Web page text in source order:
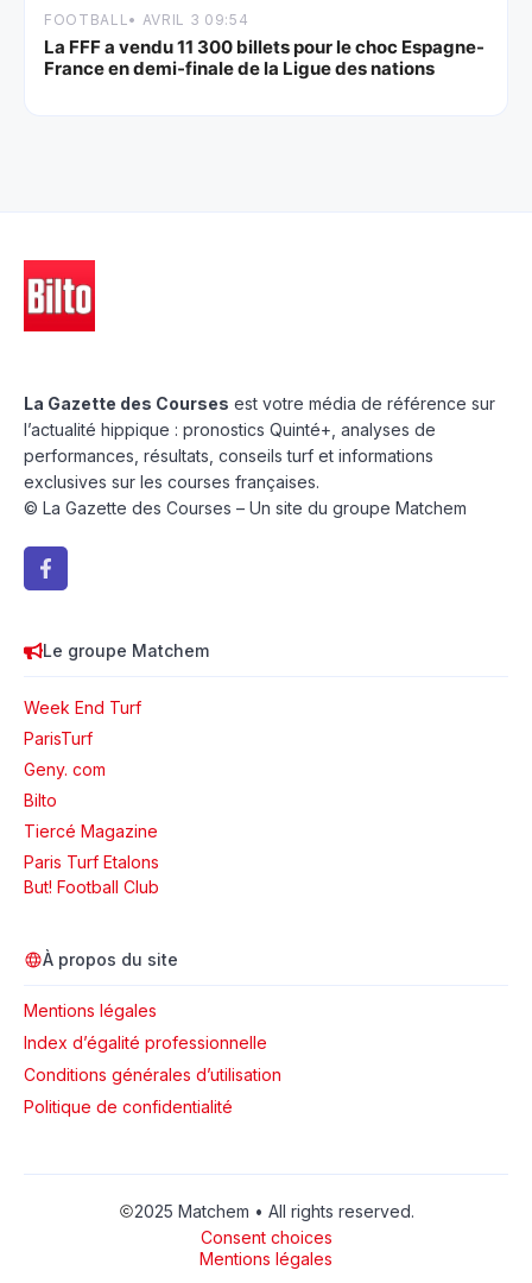
FOOTBALL • AVRIL 3 09:54
La FFF a vendu 11 300 billets pour le choc Espagne-
France en demi-finale de la Ligue des nations
La Gazette des Courses est votre média de référence sur
l’actualité hippique : pronostics Quinté+, analyses de
performances, résultats, conseils turf et informations
exclusives sur les courses françaises.
© La Gazette des Courses – Un site du groupe Matchem
Le groupe Matchem
Week End Turf
ParisTurf
Geny. com
Bilto
Tiercé Magazine
Paris Turf Etalons
But! Football Club
À propos du site
Mentions légales
Index d’égalité professionnelle
Conditions générales d’utilisation
Politique de confidentialité
2025 Matchem • All rights reserved.
Consent choices
Mentions légales